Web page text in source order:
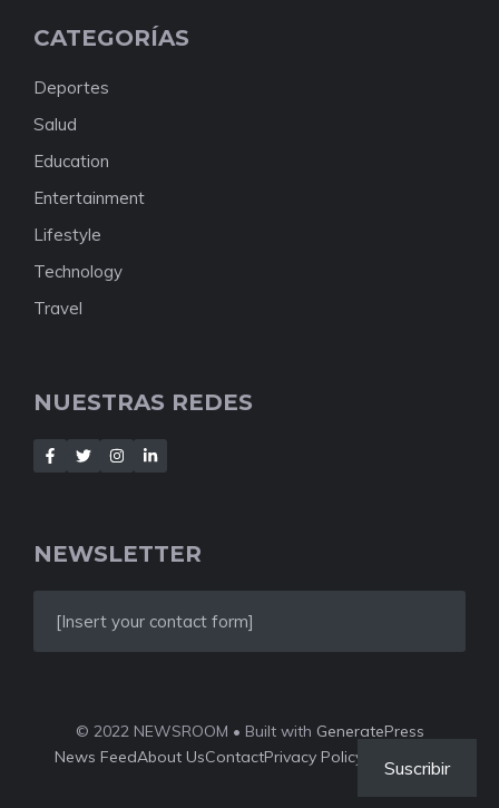
CATEGORÍAS
Deportes
Salud
Education
Entertainment
Lifestyle
Technology
Travel
NUESTRAS REDES
NEWSLETTER
[Insert your contact form]
© 2022 NEWSROOM • Built with GeneratePress
News FeedAbout UsContactPrivacy Policy
Suscribir